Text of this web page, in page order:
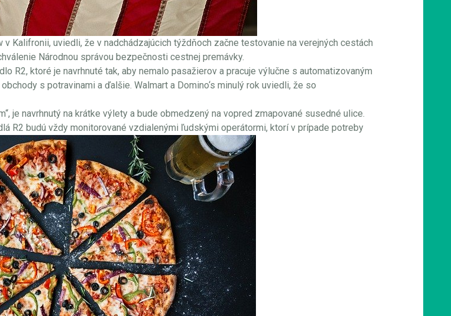
Kalifronii, uviedli, že v nadchádzajúcich týždňoch začne testovanie na verejných cestách
Národnou správou bezpečnosti cestnej premávky.
R2, ktoré je navrhnuté tak, aby nemalo pasažierov a pracuje výlučne s automatizovaným
s potravinami a ďalšie. Walmart a Domino‘s minulý rok uviedli, že so
je navrhnutý na krátke výlety a bude obmedzený na vopred zmapované susedné ulice.
R2 budú vždy monitorované vzdialenými ľudskými operátormi, ktorí v prípade potreby